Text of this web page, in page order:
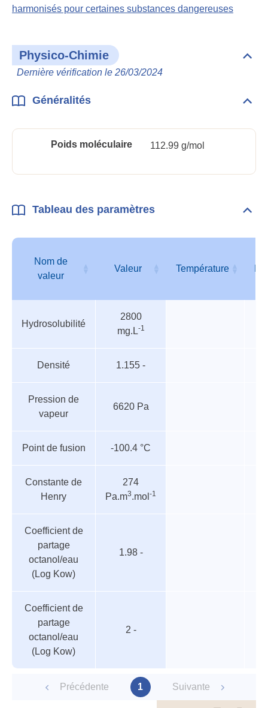
harmonisés pour certaines substances dangereuses
Physico-Chimie
Dernière vérification le 26/03/2024
Généralités
Poids moléculaire 112.99 g/mol
Tableau des paramètres
des
Nom de
valeur
Valeur Température
valeur
Hydrosolubilité
2800
mg.L-1
Densité 1.155 -
Pression de
vapeur
6620 Pa
Point de fusion -100.4 °C
Constante de
Henry
274
Pa.m3.mol -1
Coefficient de
partage
octanol/eau
(Log Kow)
1.98 -
Coefficient de
partage
octanol/eau
(Log Kow)
2 -
Précédente 1 Suivante